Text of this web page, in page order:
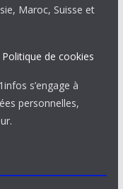
Maroc, Suisse et
Politique de cookies
s’engage à
personnelles,